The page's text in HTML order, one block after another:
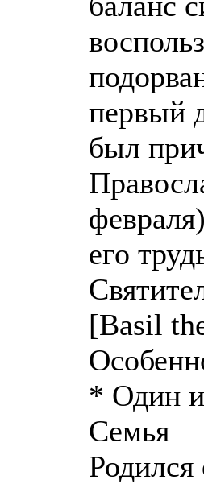
первый
был
его
[Basil
* Один
Семья